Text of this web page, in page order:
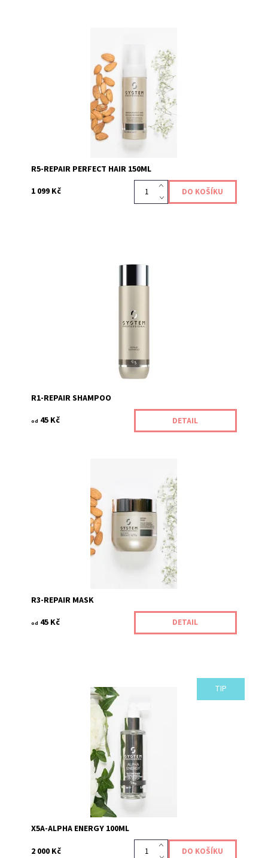
R5-REPAIR PERFECT HAIR 150ML
1 099 Kč
R1-REPAIR SHAMPOO
od 45 Kč DETAIL
R3-REPAIR MASK
od 45 Kč DETAIL
TIP
Extrémně silná péče pro pokožku a vlasy.
X5A-ALPHA ENERGY 100ML
2 000 Kč